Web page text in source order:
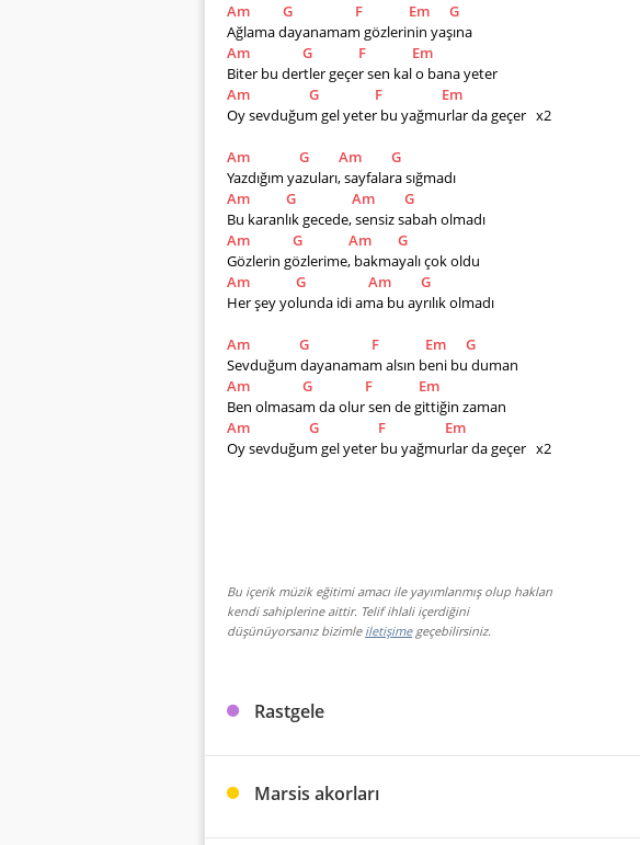
Am G F Em
G
Ağlama dayanamam gözlerinin yaşına
Am
G F
Em
Biter bu dertler geçer sen kal o bana yeter
Am
G F
Em
Oy sevduğum gel yeter bu yağmurlar da geçer   x2
Am G Am
G
Yazdığım yazuları, sayfalara sığmadı
Am
G Am
G
Bu karanlık gecede, sensiz sabah olmadı
Am
G Am
G
Gözlerin gözlerime, bakmayalı çok oldu
Am
G Am
G
Her şey yolunda idi ama bu ayrılık olmadı
Am G F Em
G
Sevduğum dayanamam alsın beni bu duman
Am
G F
Em
Ben olmasam da olur sen de gittiğin zaman
Am
G F
Em
Oy sevduğum gel yeter bu yağmurlar da geçer   x2
Bu içerik müzik eğitimi amacı ile yayımlanmış olup hakları
kendi sahiplerine aittir. Telif ihlali içerdiğini
düşünüyorsanız bizimle iletişimegeçebilirsiniz.
Rastgele
Marsis akorları